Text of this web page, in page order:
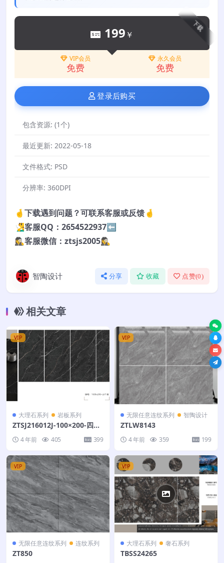
下载
199 ￥
VIP会员
免费
永久会员
免费
登录后购买
包含资源: (1个)
最近更新: 2022-05-18
文件格式: PSD
分辨率: 360DPI
🤞下载遇到问题？可联系客服或反馈🤞
🧏‍♂️客服QQ：2654522937⬅️
🕵️‍♀️客服微信：ztsjs2005🕵️‍♀️
智陶设计 分享 收藏 点赞(0)
相关文章
VIP
大理石系列 岩板系列
ZTSJ216012J-100×200-四个
4 年前 405 399
VIP
无限任意连纹系列 智陶设计
ZTLW8143
4 年前 359 199
VIP
无限任意连纹系列 连纹系列
ZT850
VIP
大理石系列 奢石系列
TBSS24265